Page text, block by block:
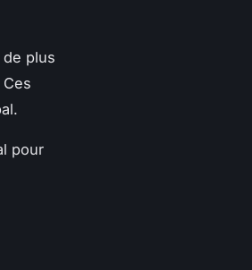
plus
Ces
pour